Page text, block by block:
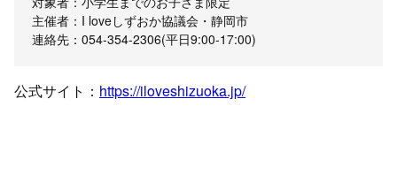
主催者：I loveしずおか協議会・静岡市
連絡先：054-354-2306(平日9:00-17:00)
公式サイト： https://iloveshizuoka.jp/